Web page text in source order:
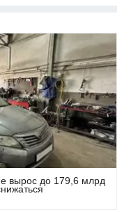
вырос до 179,6 млрд